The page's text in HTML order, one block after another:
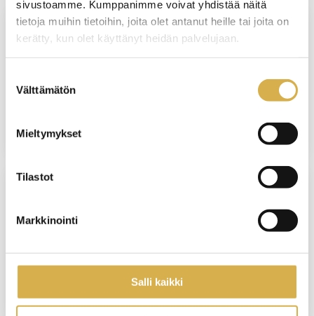
sivustoamme. Kumppanimme voivat yhdistää näitä
tietoja muihin tietoihin, joita olet antanut heille tai joita on
kerätty, kun olet käyttänyt heidän palvelujaan.
valinta
Välttämätön
Mieltymykset
Tilastot
Markkinointi
Salli kaikki
VANTAA
erikoisammattitutkinto